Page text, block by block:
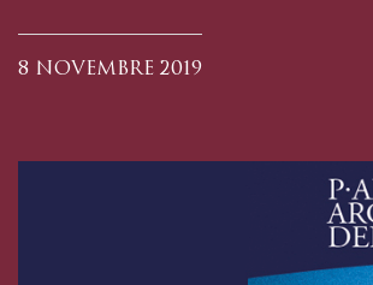
8 NOVEMBRE 2019